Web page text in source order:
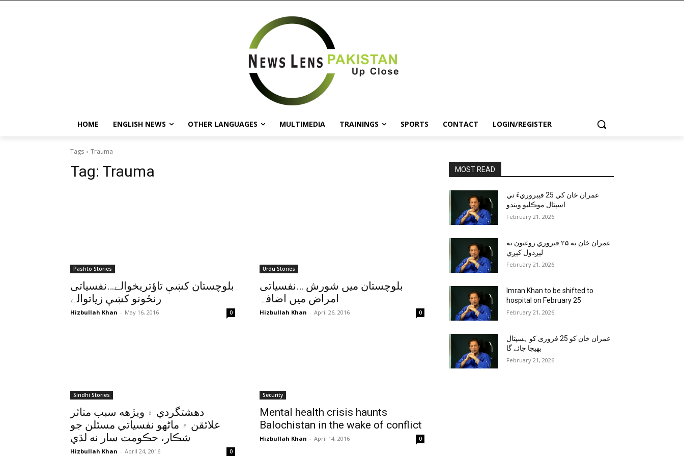
HOME ENGLISH NEWS OTHER LANGUAGES MULTIMEDIA TRAININGS SPORTS CONTACT LOGIN/REGISTER
Tags Trauma
Tag: Trauma
Pashto Stories
بلوچستان کښې تاؤتريخوالے…نفسياتى
رنځونو کښې زياتوالے
Hizbullah Khan - May 16, 2016 0
Urdu Stories
بلوچستان میں شورش …نفسیاتی
امراض میں اضافہ
Hizbullah Khan - April 26, 2016 0
Sindhi Stories
دهشتگردي ۽ ويڙهه سبب متاثر
علائقن ۾ ماڻهو نفسياتي مسئلن جو
شڪار، حڪومت سار نه لڌي
Hizbullah Khan - April 24, 2016 0
Security
Mental health crisis haunts
Balochistan in the wake of conflict
Hizbullah Khan - April 14, 2016 0
MOST READ
عمران خان کي 25 فيبروريءَ تي
اسپتال موڪليو ويندو
February 21, 2026
عمران خان به ۲۵ فبروري روغتون ته
لېږدول کېږي
February 21, 2026
Imran Khan to be shifted to
hospital on February 25
February 21, 2026
عمران خان کو 25 فروری کو ہسپتال
بھیجا جائے گا
February 21, 2026